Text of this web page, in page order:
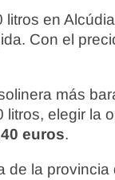
en
Con el
más
litros, elegir la
euros.
de la